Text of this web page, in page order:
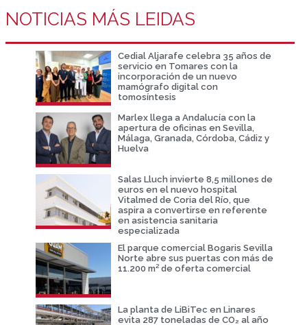
NOTICIAS MÁS LEIDAS
Cedial Aljarafe celebra 35 años de
servicio en Tomares con la
incorporación de un nuevo
mamógrafo digital con
tomosíntesis
Marlex llega a Andalucía con la
apertura de oficinas en Sevilla,
Málaga, Granada, Córdoba, Cádiz y
Huelva
Salas Lluch invierte 8,5 millones de
euros en el nuevo hospital
Vitalmed de Coria del Río, que
aspira a convertirse en referente
en asistencia sanitaria
especializada
El parque comercial Bogaris Sevilla
Norte abre sus puertas con más de
11.200 m² de oferta comercial
La planta de LiBiTec en Linares
evita 287 toneladas de CO₂ al año